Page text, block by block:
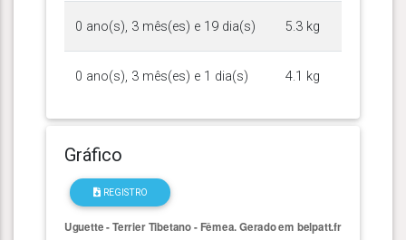
0 ano(s), 3 mês(es) e 19 dia(s) 5.3 kg
0 ano(s), 3 mês(es) e 1 dia(s) 4.1 kg
Gráfico
REGISTRO